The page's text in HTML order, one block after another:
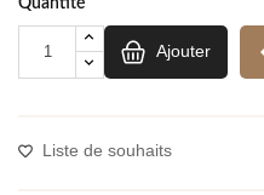
Quantité
Ajouter
Liste de souhaits